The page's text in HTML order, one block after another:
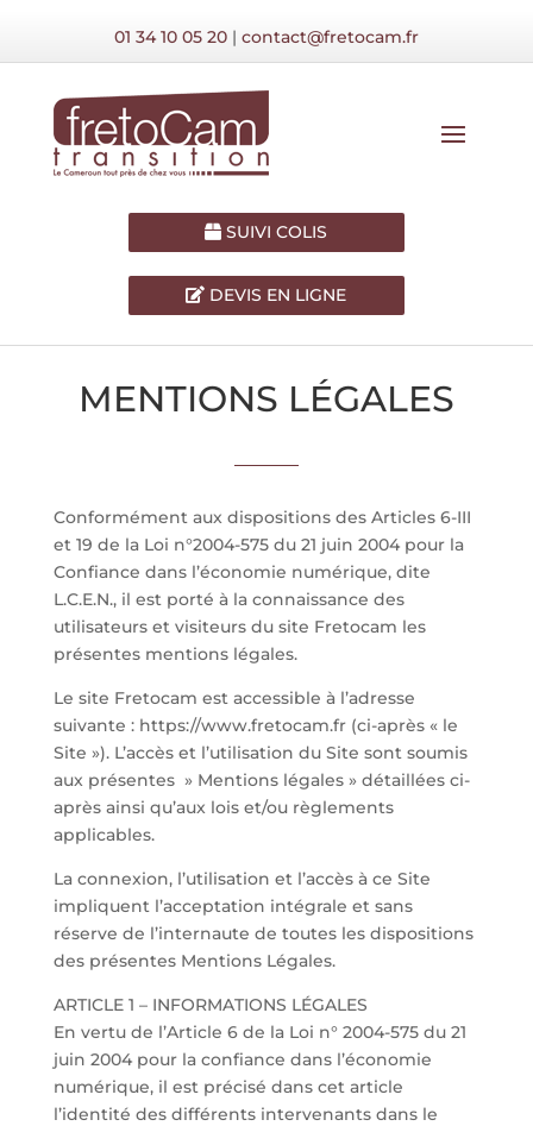
01 34 10 05 20| contact@fretocam.fr
SUIVI COLIS
DEVIS EN LIGNE
MENTIONS LÉGALES
Conformément aux dispositions des Articles 6-III
et 19 de la Loi n°2004-575 du 21 juin 2004 pour la
Confiance dans l’économie numérique, dite
L.C.E.N., il est porté à la connaissance des
utilisateurs et visiteurs du site Fretocam les
présentes mentions légales.
Le site Fretocam est accessible à l’adresse
suivante : https://www.fretocam.fr (ci-après « le
Site »). L’accès et l’utilisation du Site sont soumis
aux présentes » Mentions légales » détaillées ci-
après ainsi qu’aux lois et/ou règlements
applicables.
La connexion, l’utilisation et l’accès à ce Site
impliquent l’acceptation intégrale et sans
réserve de l’internaute de toutes les dispositions
des présentes Mentions Légales.
ARTICLE 1 – INFORMATIONS LÉGALES
En vertu de l’Article 6 de la Loi n° 2004-575 du 21
juin 2004 pour la confiance dans l’économie
numérique, il est précisé dans cet article
l’identité des différents intervenants dans le